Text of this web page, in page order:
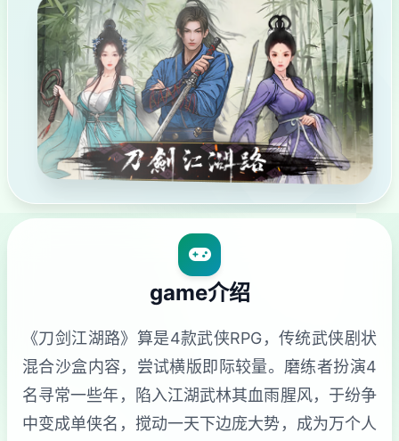
game介绍
《刀剑江湖路》算是4款武侠RPG，传统武侠剧状
混合沙盒内容，尝试横版即际较量。磨练者扮演4
名寻常一些年，陷入江湖武林其血雨腥风，于纷争
中变成单侠名，搅动一天下边庞大势，成为万个人